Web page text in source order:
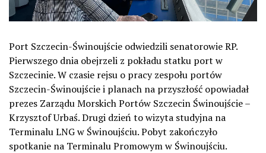
Port Szczecin-Świnoujście odwiedzili senatorowie RP.
Pierwszego dnia obejrzeli z pokładu statku port w
Szczecinie. W czasie rejsu o pracy zespołu portów
Szczecin-Świnoujście i planach na przyszłość opowiadał
prezes Zarządu Morskich Portów Szczecin Świnoujście –
Krzysztof Urbaś. Drugi dzień to wizyta studyjna na
Terminalu LNG w Świnoujściu. Pobyt zakończyło
spotkanie na Terminalu Promowym w Świnoujściu.